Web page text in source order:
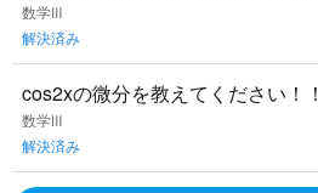
数学Ⅲ
解決済み
cos2xの微分を教えてください！！
数学Ⅲ
解決済み